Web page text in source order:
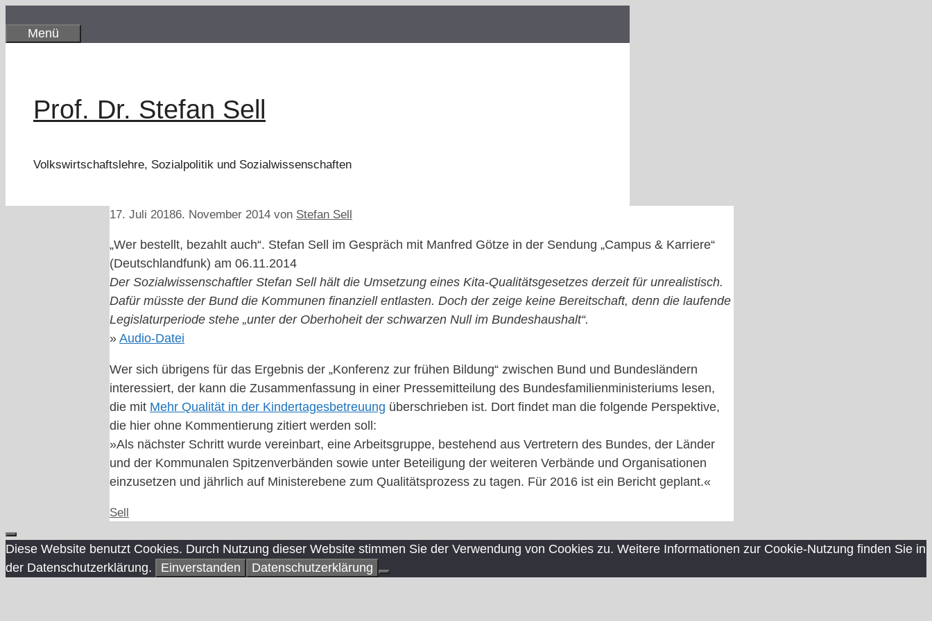
InhaltMenü
Prof. Dr. Stefan Sell
Volkswirtschaftslehre, Sozialpolitik und Sozialwissenschaften
17. Juli 20186. November 2014 von Stefan Sell
„Wer bestellt, bezahlt auch“. Stefan Sell im Gespräch mit Manfred Götze in der Sendung „Campus & Karriere“
(Deutschlandfunk) am 06.11.2014
Der Sozialwissenschaftler Stefan Sell hält die Umsetzung eines Kita-Qualitätsgesetzes derzeit für unrealistisch.
Dafür müsste der Bund die Kommunen finanziell entlasten. Doch der zeige keine Bereitschaft, denn die laufende
Legislaturperiode stehe „unter der Oberhoheit der schwarzen Null im Bundeshaushalt“.
» Audio-Datei
Wer sich übrigens für das Ergebnis der „Konferenz zur frühen Bildung“ zwischen Bund und Bundesländern
interessiert, der kann die Zusammenfassung in einer Pressemitteilung des Bundesfamilienministeriums lesen,
die mit Mehr Qualität in der Kindertagesbetreuung überschrieben ist. Dort findet man die folgende Perspektive,
die hier ohne Kommentierung zitiert werden soll:
»Als nächster Schritt wurde vereinbart, eine Arbeitsgruppe, bestehend aus Vertretern des Bundes, der Länder
und der Kommunalen Spitzenverbänden sowie unter Beteiligung der weiteren Verbände und Organisationen
einzusetzen und jährlich auf Ministerebene zum Qualitätsprozess zu tagen. Für 2016 ist ein Bericht geplant.«
Kategorien
Sell
Schließen
Diese Website benutzt Cookies. Durch Nutzung dieser Website stimmen Sie der Verwendung von Cookies zu. Weitere Informationen zur Cookie-Nutzung finden Sie in
der Datenschutzerklärung.
Einverstanden Datenschutzerklärung